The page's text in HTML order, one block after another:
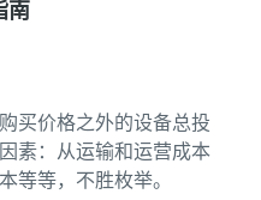
南
买价格之外的设备总投
素：从运输和运营成本